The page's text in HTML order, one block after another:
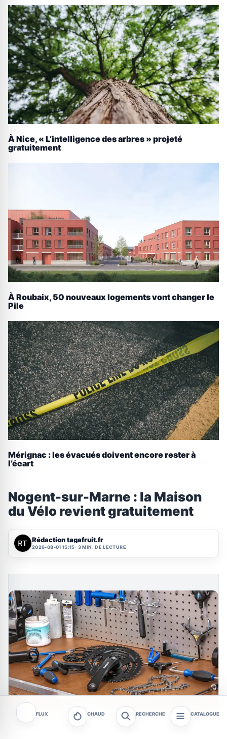
À Nice, « L’intelligence des arbres » projeté
gratuitement
À Roubaix, 50 nouveaux logements vont changer le
Pile
Mérignac : les évacués doivent encore rester à
l’écart
Nogent-sur-Marne : la Maison
du Vélo revient gratuitement
Rédaction tagafruit.fr
2026-08-01 15:15 3 MIN. DE LECTURE
FLUX CHAUD RECHERCHE CATALOGUE